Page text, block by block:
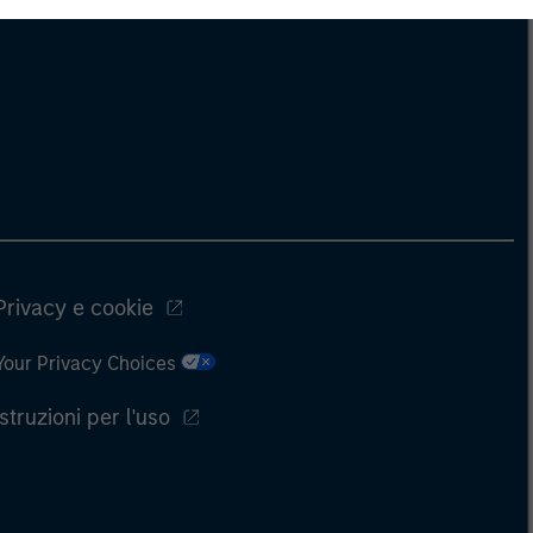
e cookie
Privacy Choices
per l'uso